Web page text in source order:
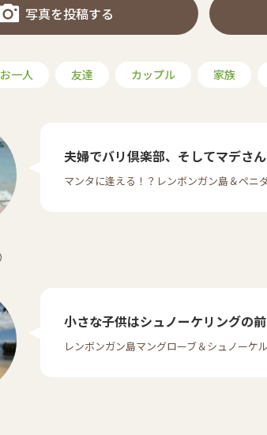
写真を投稿する
お一人 友達 カップル 家族
夫婦でバリ倶楽部、そしてマデさ
マンタに逢える！？レンボンガン島＆ペニ
小さな子供はシュノーケリングの
レンボンガン島マングローブ＆シュノーケ